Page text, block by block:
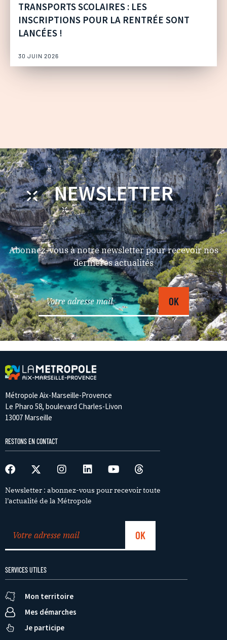
TRANSPORTS SCOLAIRES : LES
INSCRIPTIONS POUR LA RENTRÉE SONT
LANCÉES !
30 JUIN 2026
NEWSLETTER
Abonnez-vous à notre newsletter pour recevoir nos
dernières actualités
Métropole Aix-Marseille-Provence
Le Pharo 58, boulevard Charles-Livon
13007 Marseille
RESTONS EN CONTACT
Newsletter : abonnez-vous pour recevoir toute
l’actualité de la Métropole
SERVICES UTILES
Mon territoire
Mes démarches
Je participe